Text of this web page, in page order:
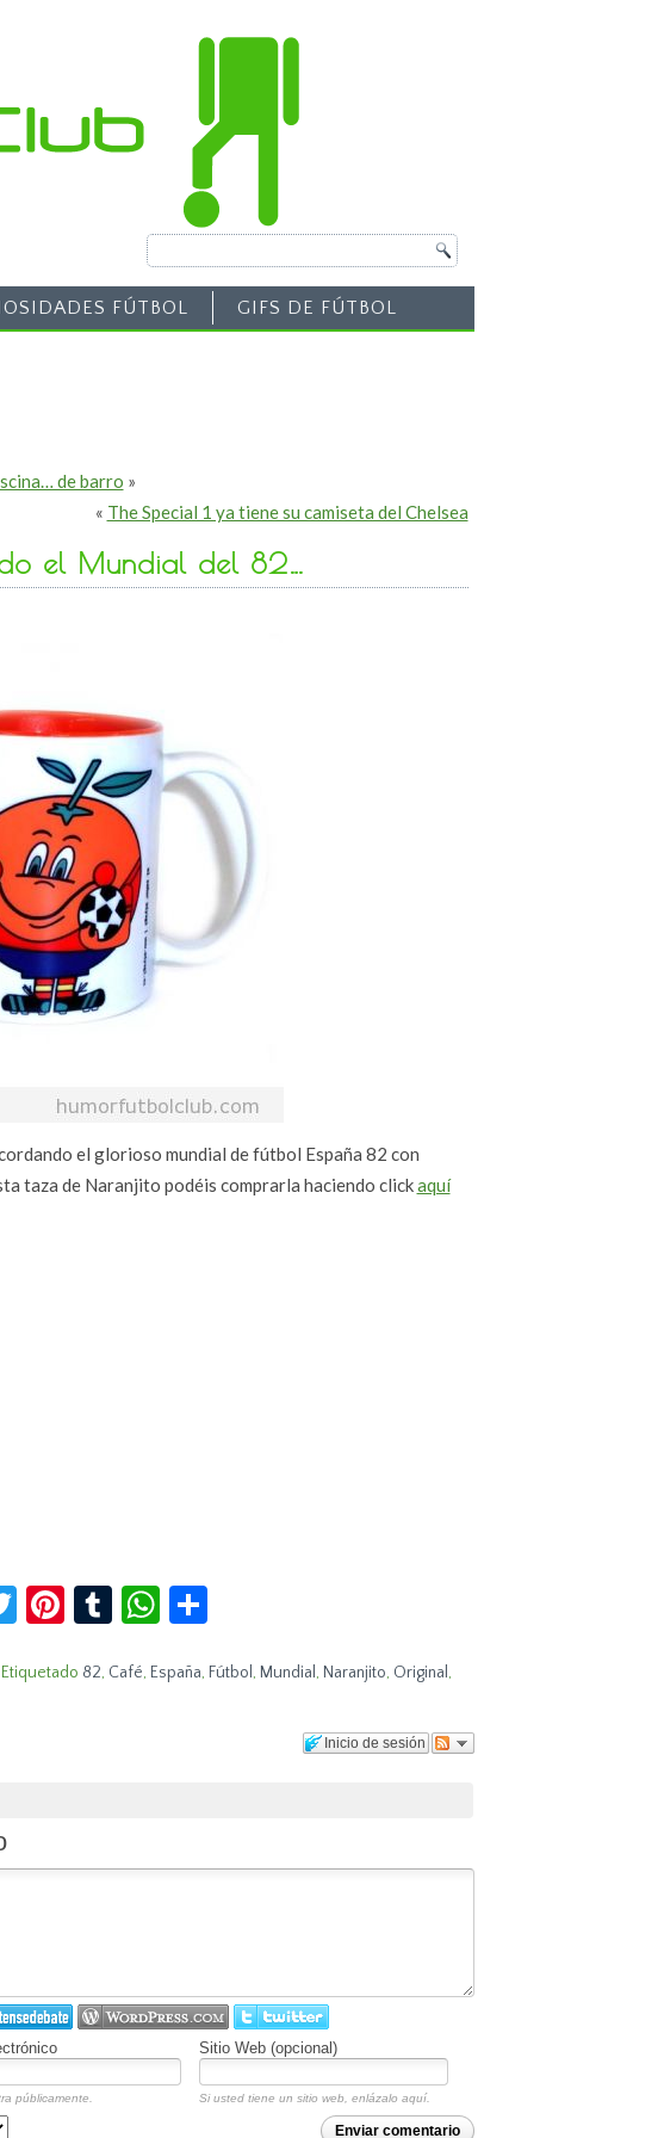
FÚTBOL GIFS DE FÚTBOL
de barro »
« The Special 1 ya tiene su camiseta del Chelsea
el Mundial del 82…
el glorioso mundial de fútbol España 82 con
taza de Naranjito podéis comprarla haciendo clickaquí
Twitter
Pinterest
TumblrWhatsApp
Etiquetado 82, Café, España, Fútbol , Mundial , Naranjito, Original ,
Inicio de sesión
Sitio Web (opcional)
públicamente. Si usted tiene un sitio web, enlázalo aquí.
Enviar comentario